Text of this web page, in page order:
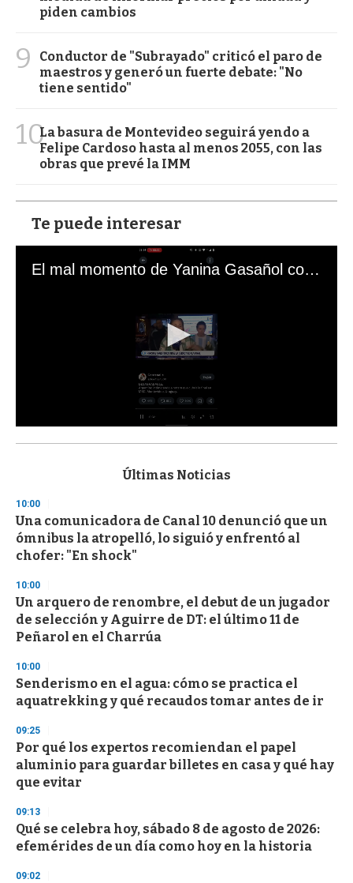
piden cambios
9
Conductor de "Subrayado" criticó el paro de
maestros y generó un fuerte debate: "No
tiene sentido"
10La basura de Montevideo seguirá yendo a
Felipe Cardoso hasta al menos 2055, con las
obras que prevé la IMM
Te puede interesar
El mal momento de Yanina Gasañol con un hincha argentino en "Subrayado"
s
d
s
o
f
3
s
e
c
o
n
s
Últimas Noticias
10:00
Una comunicadora de Canal 10 denunció que un
ómnibus la atropelló, lo siguió y enfrentó al
chofer: "En shock"
10:00
Un arquero de renombre, el debut de un jugador
de selección y Aguirre de DT: el último 11 de
Peñarol en el Charrúa
10:00
Senderismo en el agua: cómo se practica el
aquatrekking y qué recaudos tomar antes de ir
09:25
Por qué los expertos recomiendan el papel
aluminio para guardar billetes en casa y qué hay
que evitar
09:13
Qué se celebra hoy, sábado 8 de agosto de 2026:
efemérides de un día como hoy en la historia
09:02